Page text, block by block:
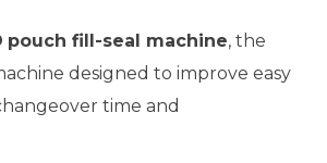
pouch fill-seal machine, the
designed to improve easy
time and